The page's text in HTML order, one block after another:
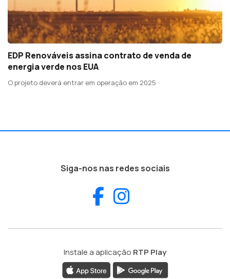
EDP Renováveis assina contrato de venda de
energia verde nos EUA
O projeto deverá entrar em operação em 2025
Siga-nos nas redes sociais
Facebook
Instale a aplicação RTP Play